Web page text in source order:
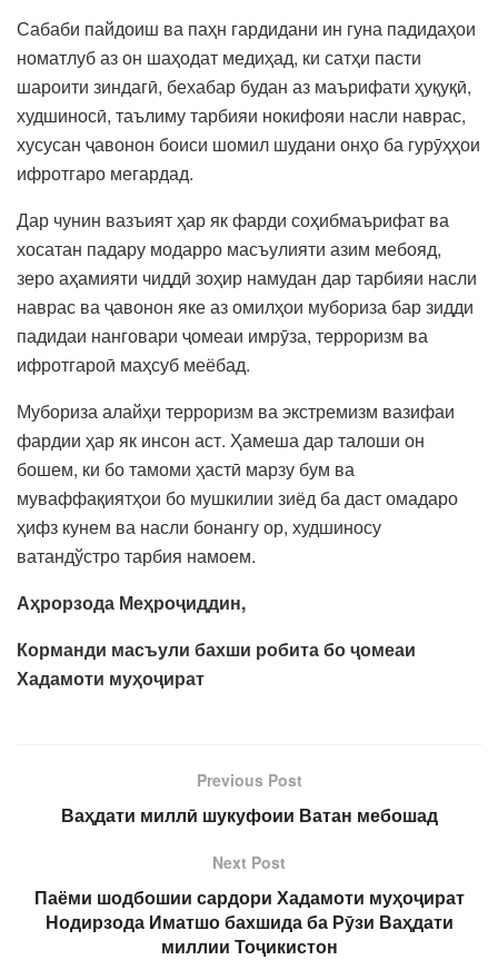
Сабаби пайдоиш ва паҳн гардидани ин гуна падидаҳои
номатлуб аз он шаҳодат медиҳад, ки сатҳи пасти
шароити зиндагӣ, бехабар будан аз маърифати ҳуқуқӣ,
худшиносӣ, таълиму тарбияи нокифояи насли наврас,
хусусан ҷавонон боиси шомил шудани онҳо ба гурӯҳҳои
ифротгаро мегардад.
Дар чунин вазъият ҳар як фарди соҳибмаърифат ва
хосатан падару модарро масъулияти азим мебояд,
зеро аҳамияти чиддӣ зоҳир намудан дар тарбияи насли
наврас ва ҷавонон яке аз омилҳои мубориза бар зидди
падидаи нанговари ҷомеаи имрӯза, терроризм ва
ифротгароӣ маҳсуб меёбад.
Мубориза алайҳи терроризм ва экстремизм вазифаи
фардии ҳар як инсон аст. Ҳамеша дар талоши он
бошем, ки бо тамоми ҳастӣ марзу бум ва
муваффақиятҳои бо мушкилии зиёд ба даст омадаро
ҳифз кунем ва насли бонангу ор, худшиносу
ватандўстро тарбия намоем.
Аҳрорзода Меҳроҷиддин,
Корманди масъули бахши робита бо ҷомеаи
Хадамоти муҳоҷират
Previous Post
Ваҳдати миллӣ шукуфоии Ватан мебошад
Next Post
Паёми шодбошии сардори Хадамоти муҳоҷират
Нодирзода Иматшо бахшида ба Рӯзи Ваҳдати
миллии Тоҷикистон